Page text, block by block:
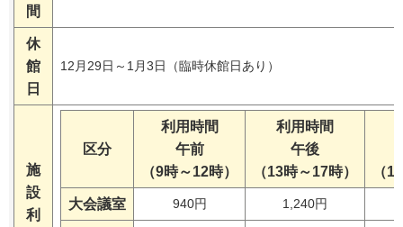
間
休
館
日
12月29日～1月3日（臨時休館日あり）
施
設
利
区分
利用時間
午前
（9時～12時）
利用時間
午後
（13時～17時）
（
大会議室 940円 1,240円